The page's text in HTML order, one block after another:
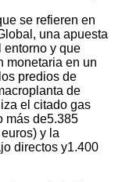
se refieren en
una apuesta
entorno y que
monetaria en un
predios de
de
el citado gas
más de5.385
y la
directos y1.400